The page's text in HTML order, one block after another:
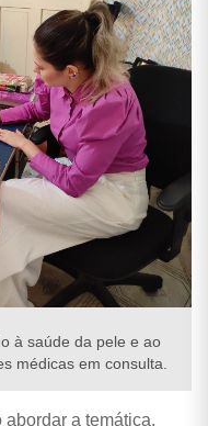
à saúde da pele e ao
médicas em consulta.
a temática,